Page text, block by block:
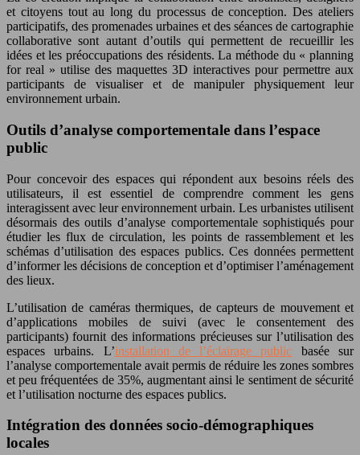
et citoyens tout au long du processus de conception. Des ateliers
participatifs, des promenades urbaines et des séances de cartographie
collaborative sont autant d’outils qui permettent de recueillir les
idées et les préoccupations des résidents. La méthode du « planning
for real » utilise des maquettes 3D interactives pour permettre aux
participants de visualiser et de manipuler physiquement leur
environnement urbain.
Outils d’analyse comportementale dans l’espace
public
Pour concevoir des espaces qui répondent aux besoins réels des
utilisateurs, il est essentiel de comprendre comment les gens
interagissent avec leur environnement urbain. Les urbanistes utilisent
désormais des outils d’analyse comportementale sophistiqués pour
étudier les flux de circulation, les points de rassemblement et les
schémas d’utilisation des espaces publics. Ces données permettent
d’informer les décisions de conception et d’optimiser l’aménagement
des lieux.
L’utilisation de caméras thermiques, de capteurs de mouvement et
d’applications mobiles de suivi (avec le consentement des
participants) fournit des informations précieuses sur l’utilisation des
espaces urbains. L’installation de l’éclairage public basée sur
l’analyse comportementale avait permis de réduire les zones sombres
et peu fréquentées de 35%, augmentant ainsi le sentiment de sécurité
et l’utilisation nocturne des espaces publics.
Intégration des données socio-démographiques
locales